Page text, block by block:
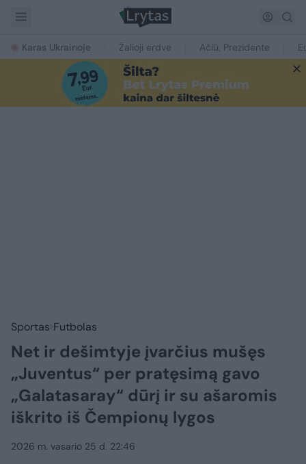
Karas Ukrainoje Žalioji erdvė Ačiū, Prezidente
Sportas Futbolas
Net ir dešimtyje įvarčius mušęs
„Juventus“ per pratęsimą gavo
„Galatasaray“ dūrį ir su ašaromis
iškrito iš Čempionų lygos
2026 m. vasario 25 d. 22:46